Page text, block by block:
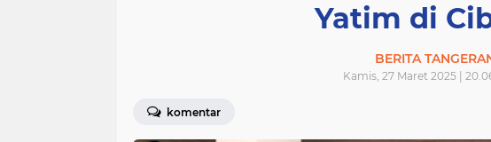
Yatim di
BERITA
Kamis, 27 Maret 2025 |
komentar